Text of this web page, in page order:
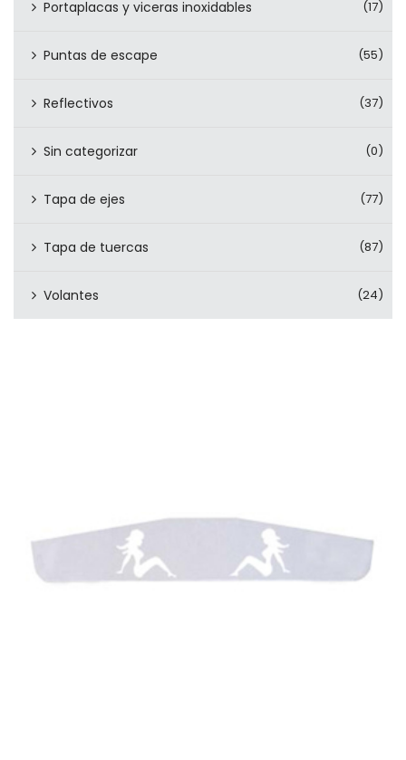
Portaplacas y viceras inoxidables (17)
Puntas de escape (55)
Reflectivos (37)
Sin categorizar (0)
Tapa de ejes (77)
Tapa de tuercas (87)
Volantes (24)